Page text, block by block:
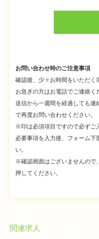
お問い合わせ時のご注意事項
確認後、少々お時間をいただく
お急ぎの方はお電話でご連絡く
送信から一週間を経過しても
で再度お問い合わせください。
※印は必須項目ですので必ずご
必要事項を入力後、フォーム下
い。
※確認画面はございませんので
押してください。
関連求人